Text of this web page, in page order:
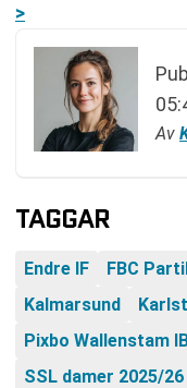
>
Av
TAGGAR
Endre IF FBC
Kalmarsund
Pixbo Wallenstam
SSL damer 2025/26